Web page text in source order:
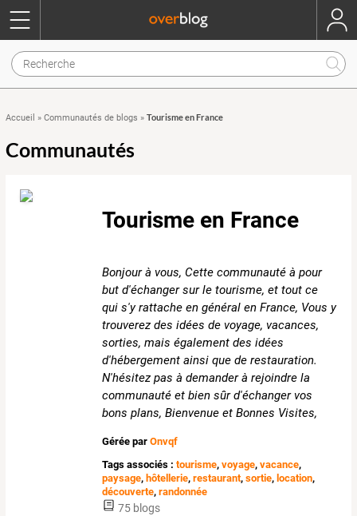
Accueil » Communautés de blogs » Tourisme en France
Communautés
Tourisme en France
Bonjour à vous, Cette communauté à pour
but d'échanger sur le tourisme, et tout ce
qui s'y rattache en général en France, Vous y
trouverez des idées de voyage, vacances,
sorties, mais également des idées
d'hébergement ainsi que de restauration.
N'hésitez pas à demander à rejoindre la
communauté et bien sûr d'échanger vos
bons plans, Bienvenue et Bonnes Visites,
Gérée parOnvqf
Tags associés : tourisme,voyage,vacance,
paysage, hôtellerie,restaurant,sortie, location,
découverte,randonnée
75 blogs